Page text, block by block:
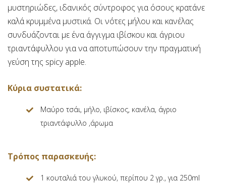
μυστηριώδες, ιδανικός σύντροφος για όσους κρατάνε
καλά κρυμμένα μυστικά. Οι νότες μήλου και κανέλας
συνδυάζονται με ένα άγγιγμα ιβίσκου και άγριου
τριαντάφυλλου για να αποτυπώσουν την πραγματική
γεύση της spicy apple.
Κύρια συστατικά:
Mαύρο τσάι, μήλο, ιβίσκος, κανέλα, άγριο
τριαντάφυλλο ,άρωμα
Τρόπος παρασκευής:
1 κουταλιά του γλυκού, περίπου 2 γρ., για 250ml